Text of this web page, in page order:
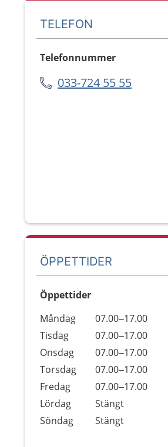
TELEFON
Telefonnummer
033-724 55 55
ÖPPETTIDER
Öppettider
Dag
Öppettider
Kommentarer
Måndag
07.00–17.00
Tisdag
07.00–17.00
Onsdag
07.00–17.00
Torsdag
07.00–17.00
Fredag
07.00–17.00
Lördag
Stängt
Söndag
Stängt